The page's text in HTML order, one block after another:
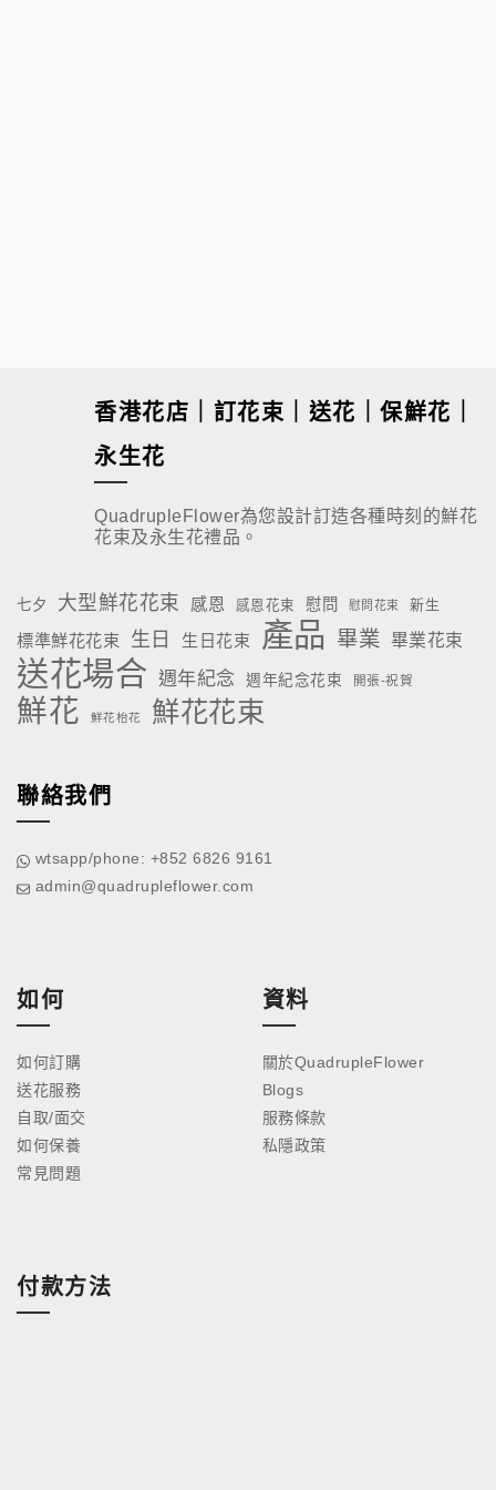
香港花店｜訂花束｜送花｜保鮮花｜
永生花
QuadrupleFlower為您設計訂造各種時刻的鮮花
花束及永生花禮品。
七夕 大型鮮花花束 感恩 感恩花束 慰問 慰問花束 新生
標準鮮花花束 生日 生日花束 產品 畢業 畢業花束
送花場合 週年紀念 週年紀念花束 開張-祝賀
鮮花 鮮花枱花 鮮花花束
聯絡我們
wtsapp/phone: +852 6826 9161
admin@quadrupleflower.com
如何
如何訂購
送花服務
自取/面交
如何保養
常見問題
資料
關於QuadrupleFlower
Blogs
服務條款
私隱政策
付款方法